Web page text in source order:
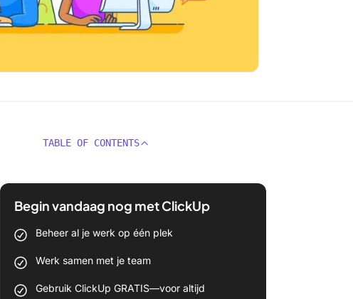
TABLE OF CONTENTS
Begin vandaag nog met ClickUp
Beheer al je werk op één plek
Werk samen met je team
Gebruik ClickUp GRATIS—voor altijd